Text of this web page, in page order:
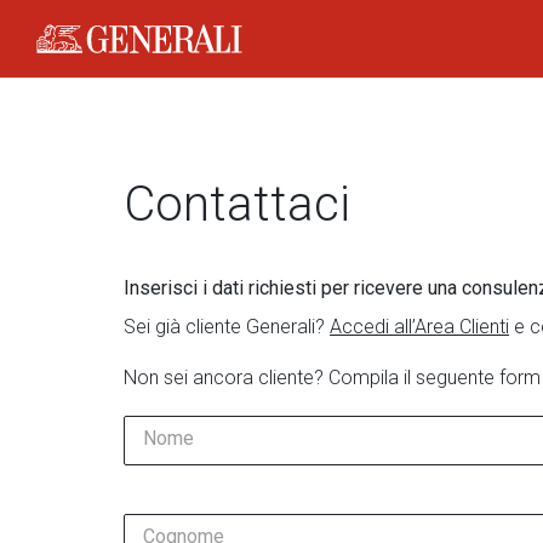
Generali Logo
Contattaci
Inserisci i dati richiesti per ricevere una
Sei già cliente Generali? Accedi all’Area Clienti e
Non sei ancora cliente? Compila il seguente form
Nome
Cognome